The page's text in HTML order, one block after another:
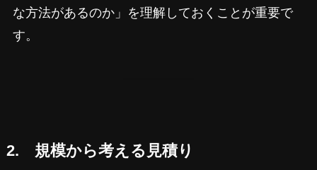
な方法があるのか」を理解しておくことが重要で
す。
2. 規模から考える見積り